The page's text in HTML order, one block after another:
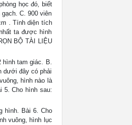
học đó, biết
C. 900 viên
. Tính diện tích
ta được hình
BỘ TÀI LIỆU
hình tam giác. B.
dưới đây có phải
hình nào là
5. Cho hình sau:
hình. Bài 6. Cho
vuông, hình lục